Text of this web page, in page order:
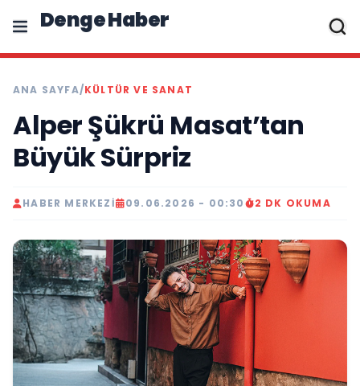
Denge Haber
ANA SAYFA/KÜLTÜR VE SANAT
Alper Şükrü Masat’tan
Büyük Sürpriz
HABER MERKEZI 09.06.2026 - 00:30 2 DK OKUMA